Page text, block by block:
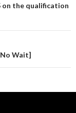
on the qualification
Wait]